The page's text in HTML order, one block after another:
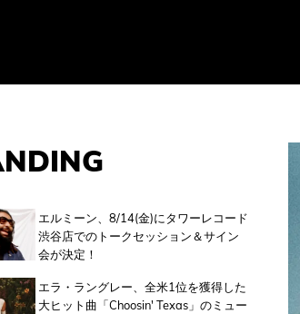
エルミーン、8/14(金)にタワーレコード
渋谷店でのトークセッション＆サイン
会が決定！
エラ・ラングレー、全米1位を獲得した
大ヒット曲「Choosin' Texas」のミュー